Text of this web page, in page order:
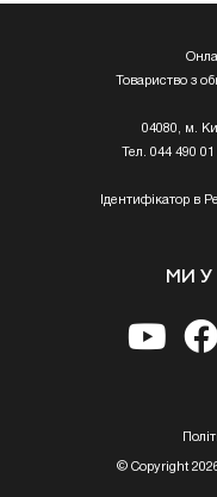
Товариство з
04080, м.
Тел. 044 490
Ідентифікатор в
МИ
© Copyright